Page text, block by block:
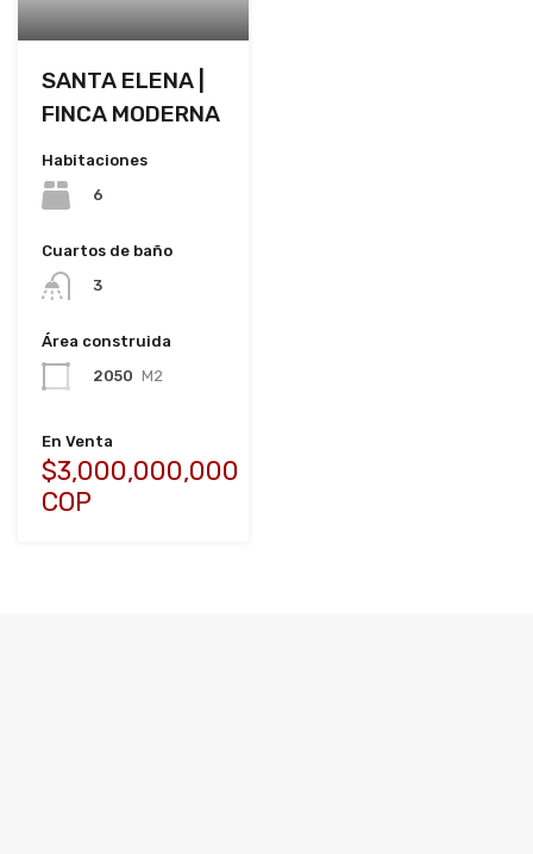
SANTA ELENA |
FINCA MODERNA
Habitaciones
6
Cuartos de baño
3
Área construida
2050 M2
En Venta
$3,000,000,000
COP